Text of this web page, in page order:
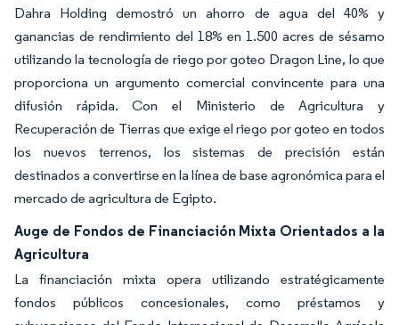
Dahra Holding demostró un ahorro de agua del 40% y
ganancias de rendimiento del 18% en 1.500 acres de sésamo
utilizando la tecnología de riego por goteo Dragon Line, lo que
proporciona un argumento comercial convincente para una
difusión rápida. Con el Ministerio de Agricultura y
Recuperación de Tierras que exige el riego por goteo en todos
los nuevos terrenos, los sistemas de precisión están
destinados a convertirse en la línea de base agronómica para el
mercado de agricultura de Egipto.
Auge de Fondos de Financiación Mixta Orientados a la
Agricultura
La financiación mixta opera utilizando estratégicamente
fondos públicos concesionales, como préstamos y